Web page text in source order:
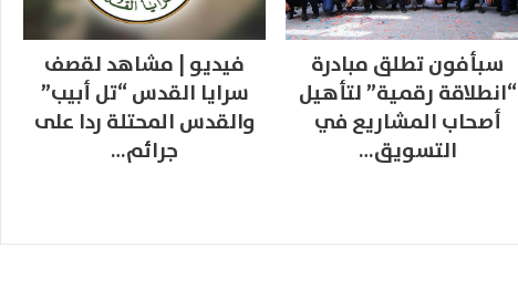
سبأفون تطلق مبادرة
“انطلاقة رقمية” لتأهيل
أصحاب المشاريع في
التسويق…
فيديو | مشاهد لقصف
سرايا القدس “تل أبيب”
والقدس المحتلة ردا على
جرائم…